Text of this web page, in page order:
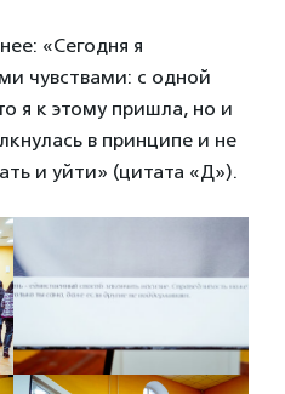
«Сегодня я
чувствами: с одной
я к этому пришла, но и
в принципе и не
и уйти» (цитата «Д»).